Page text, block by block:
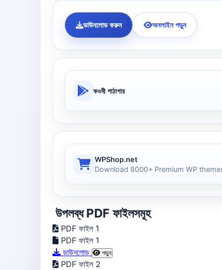
ডাউনলোড করুন অনলাইন পড়ুন
কওমী পাঠাগার
WPShop.net
Download 8000+ Premium WP
উপলব্ধ PDF ফাইলসমূহ
PDF ফাইল 1
PDF ফাইল 1
ডাউনলোড
পড়ুন
PDF ফাইল 2